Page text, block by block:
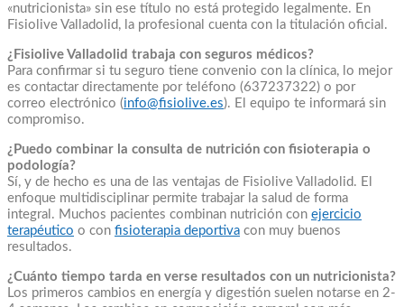
«nutricionista» sin ese título no está protegido legalmente. En
Fisiolive Valladolid, la profesional cuenta con la titulación oficial.
¿Fisiolive Valladolid trabaja con seguros médicos?
Para confirmar si tu seguro tiene convenio con la clínica, lo mejor
es contactar directamente por teléfono (637237322) o por
correo electrónico (info@fisiolive.es). El equipo te informará sin
compromiso.
¿Puedo combinar la consulta de nutrición con fisioterapia o
podología?
Sí, y de hecho es una de las ventajas de Fisiolive Valladolid. El
enfoque multidisciplinar permite trabajar la salud de forma
integral. Muchos pacientes combinan nutrición con ejercicio
terapéutico o con fisioterapia deportiva con muy buenos
resultados.
¿Cuánto tiempo tarda en verse resultados con un nutricionista?
Los primeros cambios en energía y digestión suelen notarse en 2-